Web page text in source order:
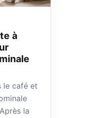
à
le café et
la